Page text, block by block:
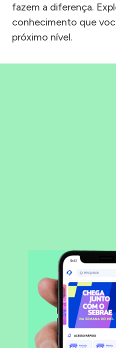
fazem a diferença.
conhecimento que
próximo nível.